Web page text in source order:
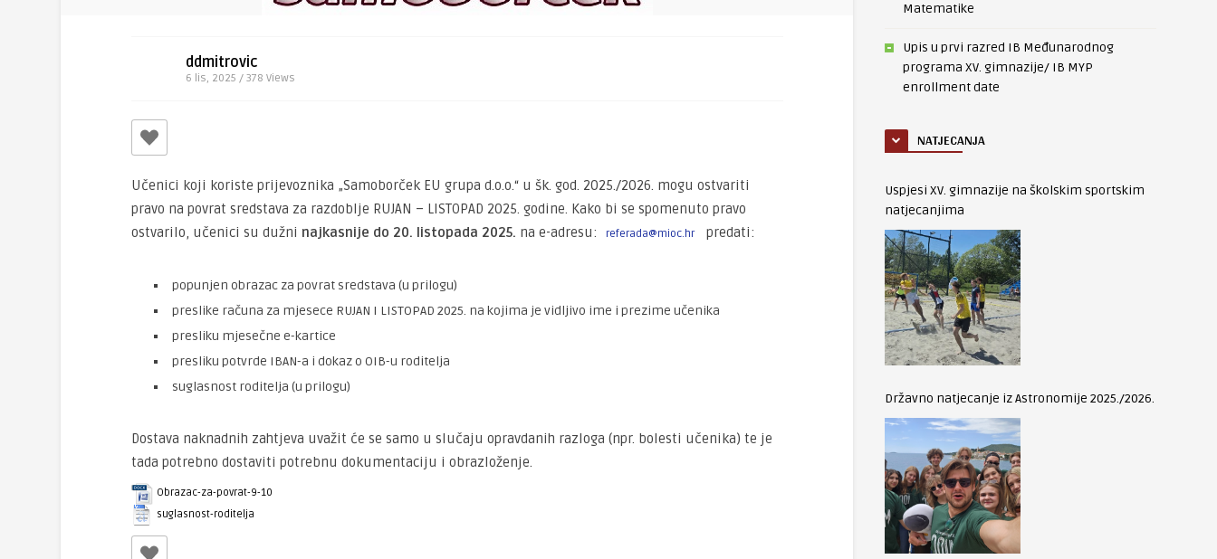
ddmitrovic
6 lis, 2025 / 378 Views
Učenici koji koriste prijevoznika „Samoborček EU grupa d.o.o.“ u šk. god. 2025./2026. mogu ostvariti
pravo na povrat sredstava za razdoblje RUJAN – LISTOPAD 2025. godine. Kako bi se spomenuto pravo
ostvarilo, učenici su dužni najkasnije do 20. listopada 2025. na e-adresu: referada@mioc.hr predati:
popunjen obrazac za povrat sredstava (u prilogu)
preslike računa za mjesece RUJAN I LISTOPAD 2025. na kojima je vidljivo ime i prezime učenika
presliku mjesečne e-kartice
presliku potvrde IBAN-a i dokaz o OIB-u roditelja
suglasnost roditelja (u prilogu)
Dostava naknadnih zahtjeva uvažit će se samo u slučaju opravdanih razloga (npr. bolesti učenika) te je
tada potrebno dostaviti potrebnu dokumentaciju i obrazloženje.
Obrazac-za-povrat-9-10
suglasnost-roditelja
Matematike
Upis u prvi razred IB Međunarodnog
programa XV. gimnazije/ IB MYP
enrollment date
NATJECANJA
Uspjesi XV. gimnazije na školskim sportskim
natjecanjima
Državno natjecanje iz Astronomije 2025./2026.